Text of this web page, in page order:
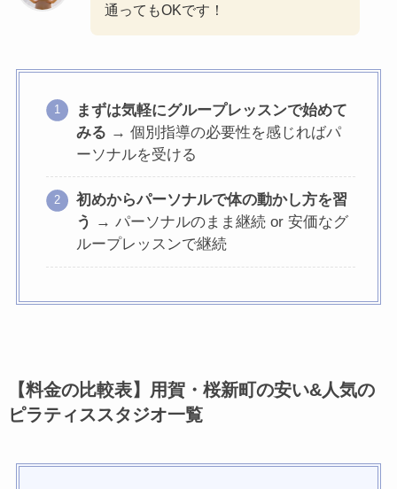
通ってもOKです！
まずは気軽にグループレッスンで始めて
みる → 個別指導の必要性を感じればパ
ーソナルを受ける
初めからパーソナルで体の動かし方を習
う → パーソナルのまま継続 or 安価なグ
ループレッスンで継続
【料金の比較表】用賀・桜新町の安い&人気の
ピラティススタジオ一覧